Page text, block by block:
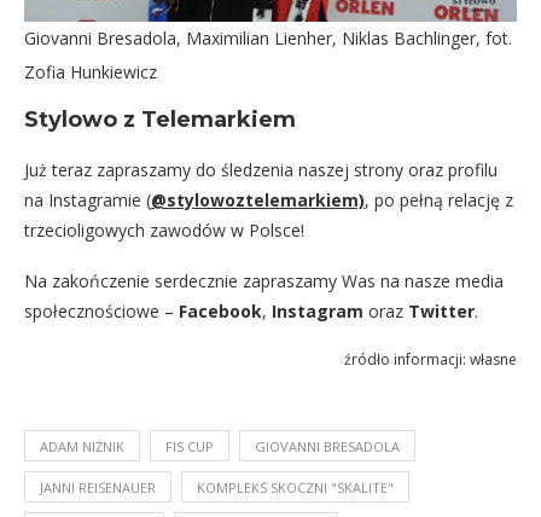
Giovanni Bresadola, Maximilian Lienher, Niklas Bachlinger, fot.
Zofia Hunkiewicz
Stylowo z Telemarkiem
Już teraz zapraszamy do śledzenia naszej strony oraz profilu
na Instagramie (@stylowoztelemarkiem), po pełną relację z
trzecioligowych zawodów w Polsce!
Na zakończenie serdecznie zapraszamy Was na nasze media
społecznościowe – Facebook, Instagram oraz Twitter.
źródło informacji: własne
ADAM NIŻNIK FIS CUP GIOVANNI BRESADOLA
JANNI REISENAUER KOMPLEKS SKOCZNI "SKALITE"